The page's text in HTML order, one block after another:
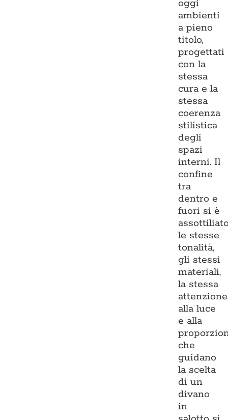
oggi
ambienti
a pieno
titolo,
progettati
con la
stessa
cura e la
stessa
coerenza
stilistica
degli
spazi
interni. Il
confine
tra
dentro e
fuori si è
le stesse
tonalità,
gli stessi
materiali,
la stessa
attenzione
alla luce
e alla
che
guidano
la scelta
di un
divano
in